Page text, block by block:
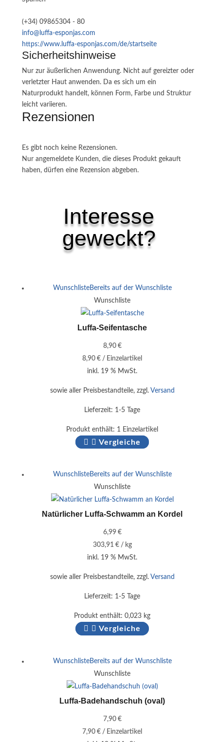
(+34) 09865304 - 80
info@luffa-esponjas.com
https://www.luffa-esponjas.com/de/startseite
Sicherheitshinweise
Nur zur äußerlichen Anwendung. Nicht auf gereizter oder
verletzter Haut anwenden. Da es sich um ein
Naturprodukt handelt, können Form, Farbe und Struktur
leicht variieren.
Rezensionen
Es gibt noch keine Rezensionen.
Nur angemeldete Kunden, die dieses Produkt gekauft
haben, dürfen eine Rezension abgeben.
Interesse
geweckt?
WunschlisteBereits auf der Wunschliste
Wunschliste
Luffa-Seifentasche
8,90 €
8,90€ / Einzelartikel
inkl. 19 % MwSt.
sowie aller Preisbestandteile, zzgl. Versand
Lieferzeit: 1-5 Tage
Produkt enthält: 1 Einzelartikel
Vergleiche
WunschlisteBereits auf der Wunschliste
Wunschliste
Natürlicher Luffa-Schwamm an Kordel
6,99 €
303,91 €/ kg
inkl. 19 % MwSt.
sowie aller Preisbestandteile, zzgl. Versand
Lieferzeit: 1-5 Tage
Produkt enthält: 0,023 kg
Vergleiche
WunschlisteBereits auf der Wunschliste
Wunschliste
Luffa-Badehandschuh (oval)
7,90 €
7,90€ / Einzelartikel